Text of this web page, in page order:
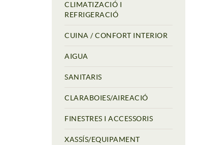
CLIMATIZACIÓ I
REFRIGERACIÓ
CUINA / CONFORT INTERIOR
AIGUA
SANITARIS
CLARABOIES/AIREACIÓ
FINESTRES I ACCESSORIS
XASSÍS/EQUIPAMENT